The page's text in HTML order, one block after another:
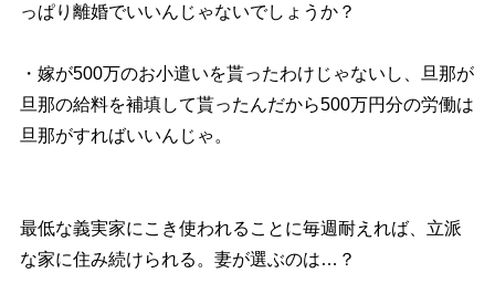
っぱり離婚でいいんじゃないでしょうか？
・嫁が500万のお小遣いを貰ったわけじゃないし、旦那が
旦那の給料を補填して貰ったんだから500万円分の労働は
旦那がすればいいんじゃ。
最低な義実家にこき使われることに毎週耐えれば、立派
な家に住み続けられる。妻が選ぶのは…？